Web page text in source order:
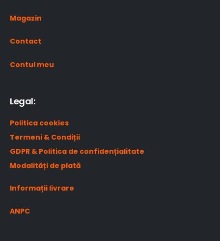
Magazin
Contact
Contul meu
Legal:
Politica cookies
Termeni & Condiții
GDPR & Politica de confidențialitate
Modalități de plată
Informații livrare
ANPC